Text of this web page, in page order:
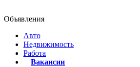
Объявления
Авто
Недвижимость
Работа
Вакансии